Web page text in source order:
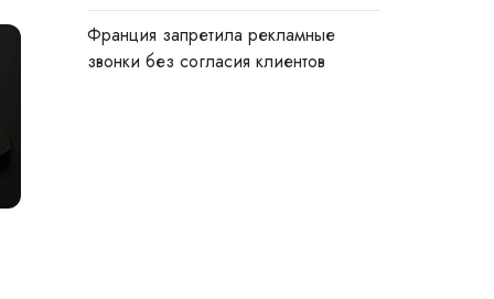
Франция запретила рекламные
звонки без согласия клиентов